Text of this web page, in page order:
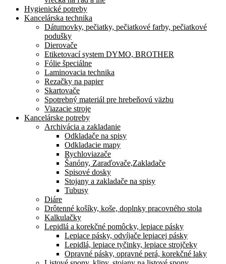
Hygienické potreby
Kancelárska technika
Dátumovky, pečiatky, pečiatkové farby, pečiatkové
podušky
Dierovače
Etiketovací system DYMO, BROTHER
Fólie špeciálne
Laminovacia technika
Rezačky na papier
Skartovače
Spotrebný materiál pre hrebeňovú väzbu
Viazacie stroje
Kancelárske potreby
Archivácia a zakladanie
Odkladače na spisy
Odkladacie mapy
Rychloviazače
Šanóny, Zaraďovače,Zakladače
Spisové dosky
Stojany a zakladače na spisy
Tubusy
Diáre
Drôtenné košíky, koše, doplnky pracovného stola
Kalkulačky
Lepidlá a korekčné pomôcky, lepiace pásky
Lepiace pásky, odvíjače lepiacej pásky
Lepidlá, lepiace tyčinky, lepiace strojčeky
Opravné pásky, opravné perá, korekčné laky